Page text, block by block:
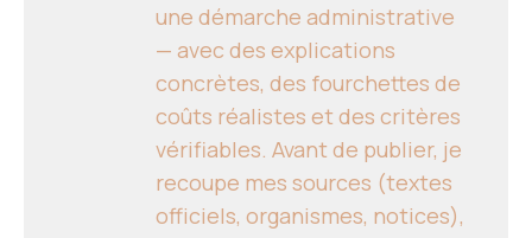
une démarche administrative
— avec des explications
concrètes, des fourchettes de
coûts réalistes et des critères
vérifiables. Avant de publier, je
recoupe mes sources (textes
officiels, organismes, notices),